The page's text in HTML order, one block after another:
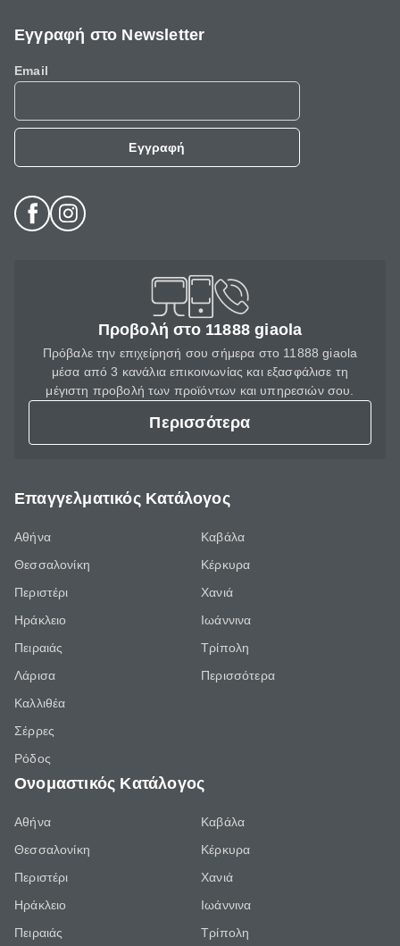
Εγγραφή στο Newsletter
Email
Εγγραφή
Προβολή στο 11888 giaola
Πρόβαλε την επιχείρησή σου σήμερα στο 11888 giaola
μέσα από 3 κανάλια επικοινωνίας και εξασφάλισε τη
μέγιστη προβολή των προϊόντων και υπηρεσιών σου.
Περισσότερα
Επαγγελματικός Κατάλογος
Αθήνα
Θεσσαλονίκη
Περιστέρι
Ηράκλειο
Πειραιάς
Λάρισα
Καλλιθέα
Σέρρες
Ρόδος
Καβάλα
Κέρκυρα
Χανιά
Ιωάννινα
Τρίπολη
Περισσότερα
Ονομαστικός Κατάλογος
Αθήνα
Θεσσαλονίκη
Περιστέρι
Ηράκλειο
Πειραιάς
Καβάλα
Κέρκυρα
Χανιά
Ιωάννινα
Τρίπολη